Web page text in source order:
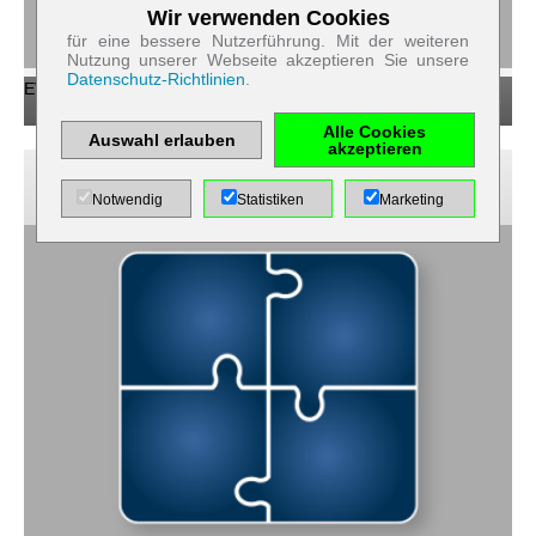
EV-Ladestationen
Bewährte Kombinationen
Zum Betrieb der Seite notwendige Cookies:
Name
PHP
Anbieter
EWS GmbH
Absicherung
Kontaktformular
/ SPAM
Schutz
Cookie Name PHPSESSID
Cookiespeicherung
Entscheidungscookie
Speichert
Einstellungen
Wir verwenden Cookies
für eine bessere Nutzerführung. Mit der weiteren
Nutzung unserer Webseite akzeptieren Sie unsere
Datenschutz-Richtlinien
Auswahl erlauben
Alle Cookies
akzeptieren
Notwendig Statistiken Marketing